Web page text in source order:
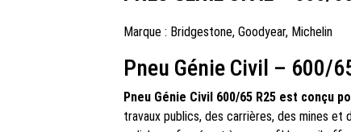
Marque : Bridgestone,Goodyear, Michelin
Pneu Génie Civil – 600/
Pneu Génie Civil 600/65 R25 est conçu
travaux publics, des carrières, des mines